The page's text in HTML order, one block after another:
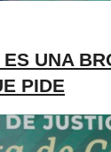
UNA
PIDE